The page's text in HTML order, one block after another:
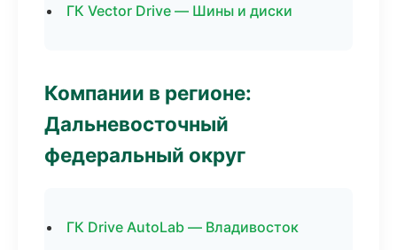
ГК Vector Drive — Шины и диски
Компании в регионе:
Дальневосточный
федеральный округ
ГК Drive AutoLab — Владивосток